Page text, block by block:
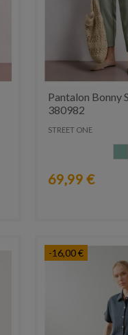
Pantalon Bonny
380982
STREET ONE
69,99 €
-16,00 €